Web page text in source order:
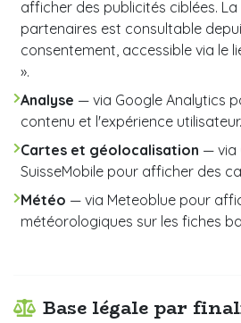
afficher des publicités ciblées.
partenaires est consultable
consentement, accessible via le
».
Analyse — via Google Analytics
contenu et l'expérience utilisateur.
Cartes et géolocalisation — via
SuisseMobile pour afficher des
Météo — via Meteoblue pour
météorologiques sur les fiches
Base légale par